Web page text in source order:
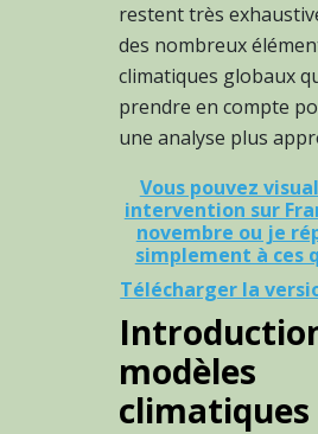
restent très
des nombreux
climatiques globaux
prendre en compte
une analyse plus
Vous pouvez
intervention sur
novembre ou je
simplement à ces
Télécharger la
modèles
climatiques